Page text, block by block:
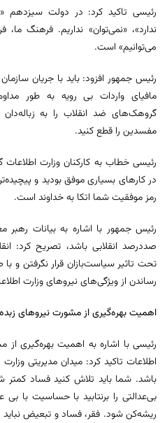
رئیسی تاکید کرد: در دولت سیزدهم
ندارد»، «نمی‌توان» نداریم. فرهنگ
می‌توانیم» است.
رئیس جمهور افزود: باید با جریان
مافیای واردات بی رویه به طور
گروهک‌های ضد انقلاب را به
مفسدین را قطع کنید.
رئیسی خطاب به کارکنان وزارت
در کارهای بسیاری موفق بودید و
رمز موفقیت شما اتکا به خداوند است.
رئیس جمهور با اشاره به بیانات رهبر
صددرصد انقلابی باشد، تصریح کرد:
تحت تاثیر سیاست‌بازان قرار نگرفتن و
رساندن از ویژگی‌های نیروهای وزارت
اهمیت بهره‌گیری از مشورت نیروهای
رئیسی با اشاره به اهمیت بهره‌گیری
اطلاعات تاکید کرد: میدان مدیریتی
باشد. شما باید تلاش کنید فساد
بی‌عدالتی را برنتابید با حساسیت با بی
ریشه‌کن شود. فقر، فساد و تبعیض نباید